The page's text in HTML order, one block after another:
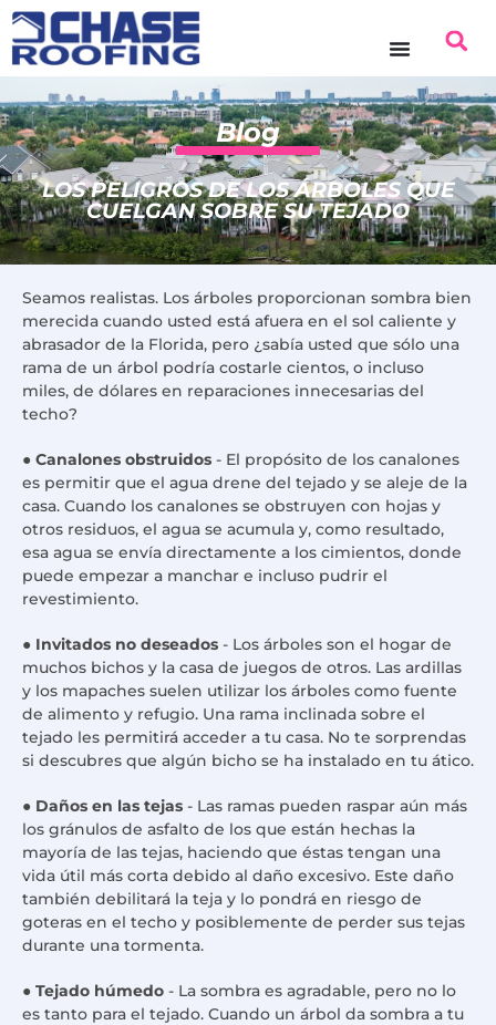
contenido
Blog
LOS PELIGROS DE LOS ÁRBOLES QUE
CUELGAN SOBRE SU TEJADO
Seamos realistas. Los árboles proporcionan sombra bien
merecida cuando usted está afuera en el sol caliente y
abrasador de la Florida, pero ¿sabía usted que sólo una
rama de un árbol podría costarle cientos, o incluso
miles, de dólares en reparaciones innecesarias del
techo?
● Canalones obstruidos - El propósito de los canalones
es permitir que el agua drene del tejado y se aleje de la
casa. Cuando los canalones se obstruyen con hojas y
otros residuos, el agua se acumula y, como resultado,
esa agua se envía directamente a los cimientos, donde
puede empezar a manchar e incluso pudrir el
revestimiento.
● Invitados no deseados - Los árboles son el hogar de
muchos bichos y la casa de juegos de otros. Las ardillas
y los mapaches suelen utilizar los árboles como fuente
de alimento y refugio. Una rama inclinada sobre el
tejado les permitirá acceder a tu casa. No te sorprendas
si descubres que algún bicho se ha instalado en tu ático.
● Daños en las tejas - Las ramas pueden raspar aún más
los gránulos de asfalto de los que están hechas la
mayoría de las tejas, haciendo que éstas tengan una
vida útil más corta debido al daño excesivo. Este daño
también debilitará la teja y lo pondrá en riesgo de
goteras en el techo y posiblemente de perder sus tejas
durante una tormenta.
● Tejado húmedo - La sombra es agradable, pero no lo
es tanto para el tejado. Cuando un árbol da sombra a tu